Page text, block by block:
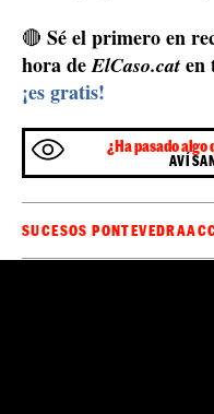
🔴 Sé el primero en
hora deElCaso.cat en
¡es gratis!
¿Ha pasado algo
SUCESOS PONTEVEDRA